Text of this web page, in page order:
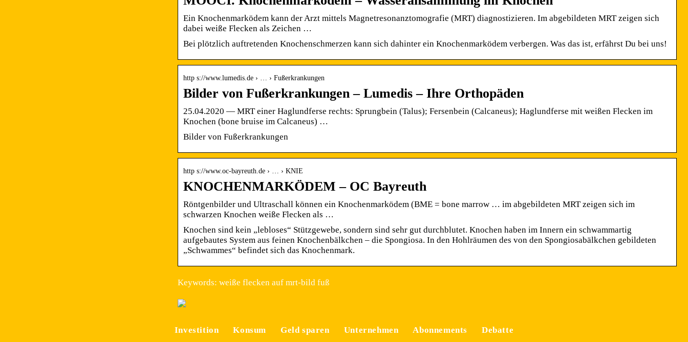
Ein Knochenmarködem kann der Arzt mittels Magnetresonanztomografie (MRT) diagnostizieren. Im abgebildeten MRT zeigen sich
dabei weiße Flecken als Zeichen …
Bei plötzlich auftretenden Knochenschmerzen kann sich dahinter ein Knochenmarködem verbergen. Was das ist, erfährst Du bei uns!
http s://www.lumedis.de › … › Fußerkrankungen
Bilder von Fußerkrankungen – Lumedis – Ihre Orthopäden
25.04.2020 — MRT einer Haglundferse rechts: Sprungbein (Talus); Fersenbein (Calcaneus); Haglundferse mit weißen Flecken im
Knochen (bone bruise im Calcaneus) …
Bilder von Fußerkrankungen
http s://www.oc-bayreuth.de › … › KNIE
KNOCHENMARKÖDEM – OC Bayreuth
Röntgenbilder und Ultraschall können ein Knochenmarködem (BME = bone marrow … im abgebildeten MRT zeigen sich im
schwarzen Knochen weiße Flecken als …
Knochen sind kein „lebloses“ Stützgewebe, sondern sind sehr gut durchblutet. Knochen haben im Innern ein schwammartig
aufgebautes System aus feinen Knochenbälkchen – die Spongiosa. In den Hohlräumen des von den Spongiosabälkchen gebildeten
„Schwammes“ befindet sich das Knochenmark.
Keywords: weiße flecken auf mrt-bild fuß
Investition Konsum Geld sparen Unternehmen Abonnements Debatte